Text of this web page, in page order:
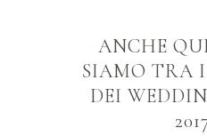
ANCHE
SIAMO TRA
DEI